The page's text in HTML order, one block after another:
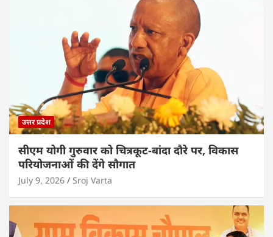
उत्तर प्रदेश
सीएम योगी गुरुवार को चित्रकूट-बांदा दौरे पर, विकास
परियोजनाओं की देंगे सौगात
July 9, 2026 Sroj Varta